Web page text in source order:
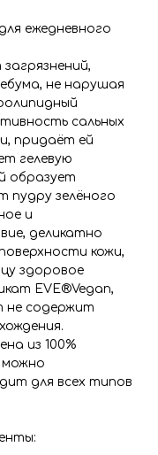
ежедневного
не нарушая
сальных
придаёт ей
гелевую
образует
пудру зелёного
и
деликатно
кожи,
здоровое
EVE®Vegan,
не содержит
из 100%
можно
для всех типов